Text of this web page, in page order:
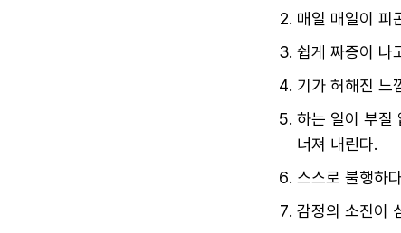
매일 매일이 피
쉽게 짜증이 나
기가 허해진 느
하는 일이 부질
너져 내린다.
스스로 불행하
감정의 소진이